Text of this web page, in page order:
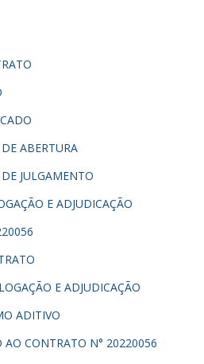
ABERTURA
JULGAMENTO
E ADJUDICAÇÃO
E ADJUDICAÇÃO
ADITIVO
AO CONTRATO N° 20220056